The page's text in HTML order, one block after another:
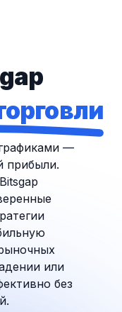
—
прибыли.
или
без